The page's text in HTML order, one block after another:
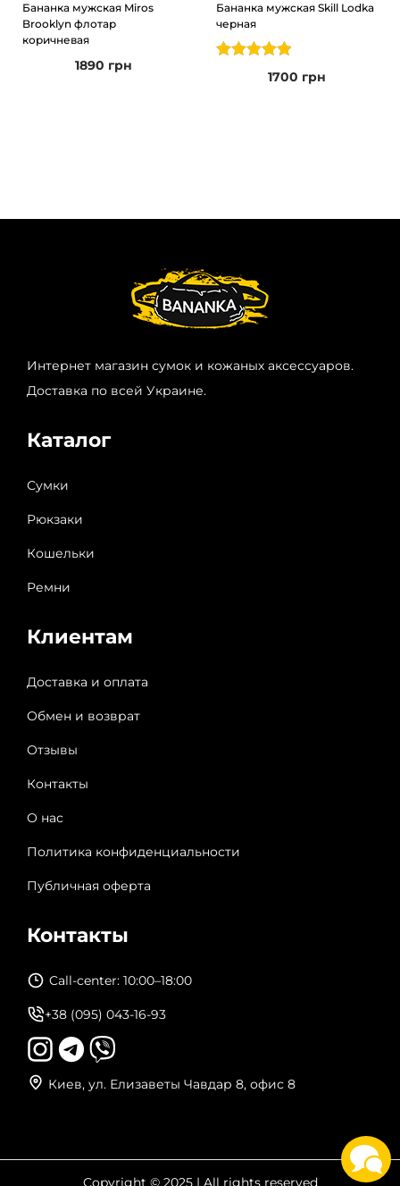
Бананка мужская Miros
Brooklyn флотар
коричневая
1890 грн
Бананка мужская Skill Lodka
черная
1700 грн
Интернет магазин сумок и кожаных аксессуаров.
Доставка по всей Украине.
Каталог
Сумки
Рюкзаки
Кошельки
Ремни
Клиентам
Доставка и оплата
Обмен и возврат
Отзывы
Контакты
О нас
Политика конфиденциальности
Публичная оферта
Контакты
Call-center: 10:00–18:00
+38 (095) 043-16-93
Киев, ул. Елизаветы Чавдар 8, офис 8
Copyright © 2025 | All rights reserved